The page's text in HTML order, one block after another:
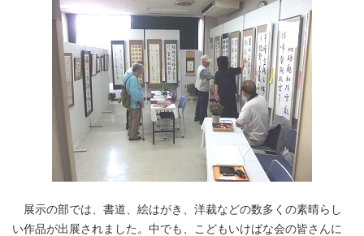
展示の部では、書道、絵はがき、洋裁などの数多くの素晴らし
い作品が出展されました。中でも、こどもいけばな会の皆さんに